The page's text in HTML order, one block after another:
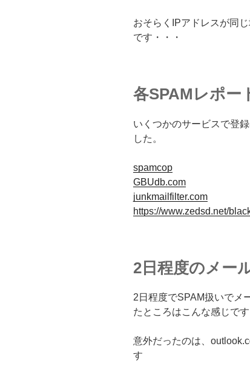
おそらくIPアドレスが同
です・・・
各SPAMレポー
いくつかのサービスで登
した。
spamcop
GBUdb.com
junkmailfilter.com
https://www.zedsd.net/
2日程度のメー
2日程度でSPAM扱いでメ
たところはこんな感じです
意外だったのは、
す